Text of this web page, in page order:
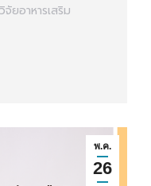
ยอาหารเสริม
พ.ค.
26